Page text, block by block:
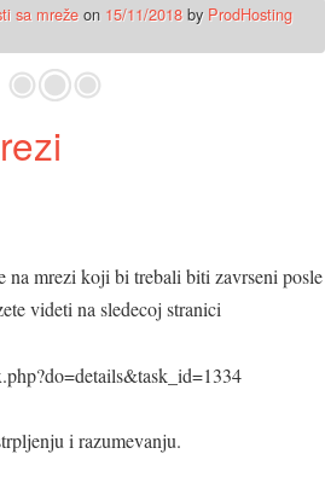
sa mreže on 15/11/2018 by ProdHosting
na mrezi koji bi trebali biti zavrseni posle
videti na sledecoj stranici
i razumevanju.